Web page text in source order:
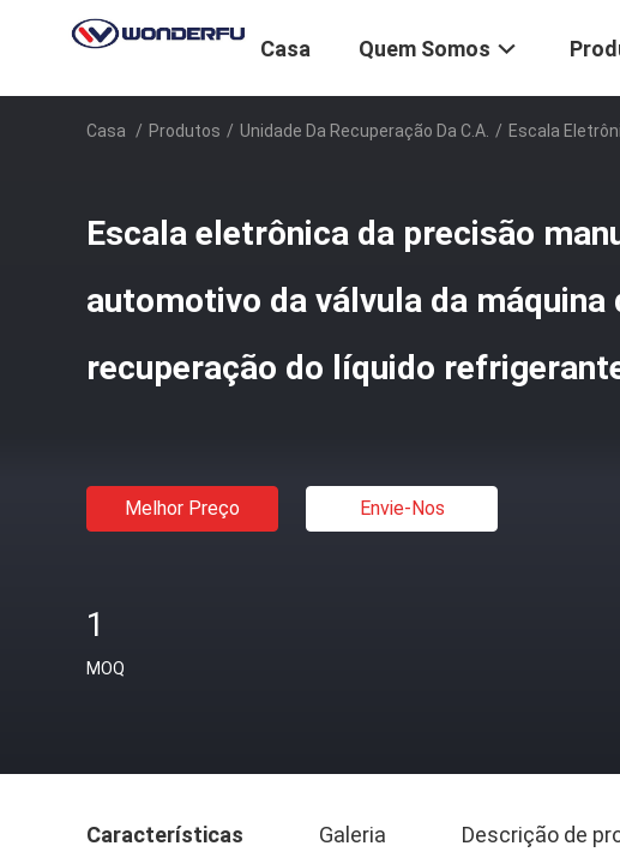
Casa Quem Somos
Casa / Produtos / Unidade Da Recuperação Da C.A. / Escala
Escala eletrônica da precisão
automotivo da válvula da máquina
recuperação do líquido
Melhor Preço Envie-Nos
1
MOQ
Características Galeria Descrição de